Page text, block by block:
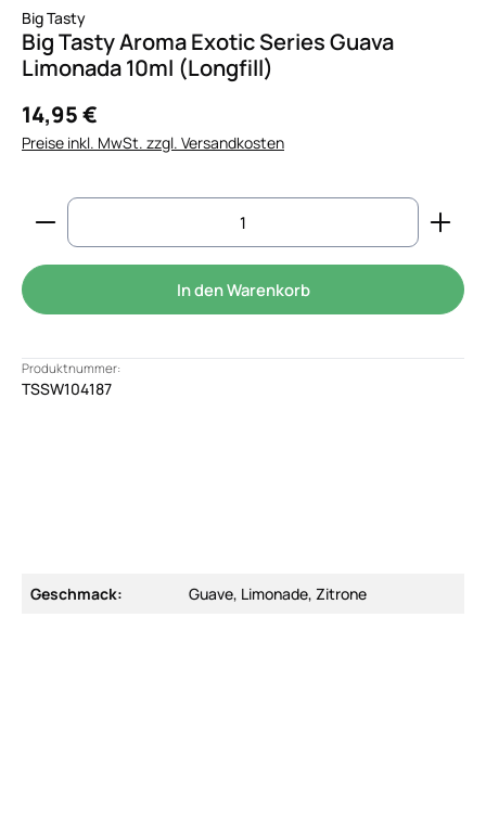
Big Tasty
Big Tasty Aroma Exotic Series Guava
Limonada 10ml (Longfill)
14,95 €
Preise inkl. MwSt. zzgl. Versandkosten
Produkt Anzahl: Gib den gewünschten Wert
In den Warenkorb
Produktnummer:
TSSW104187
Geschmack: Guave, Limonade, Zitrone